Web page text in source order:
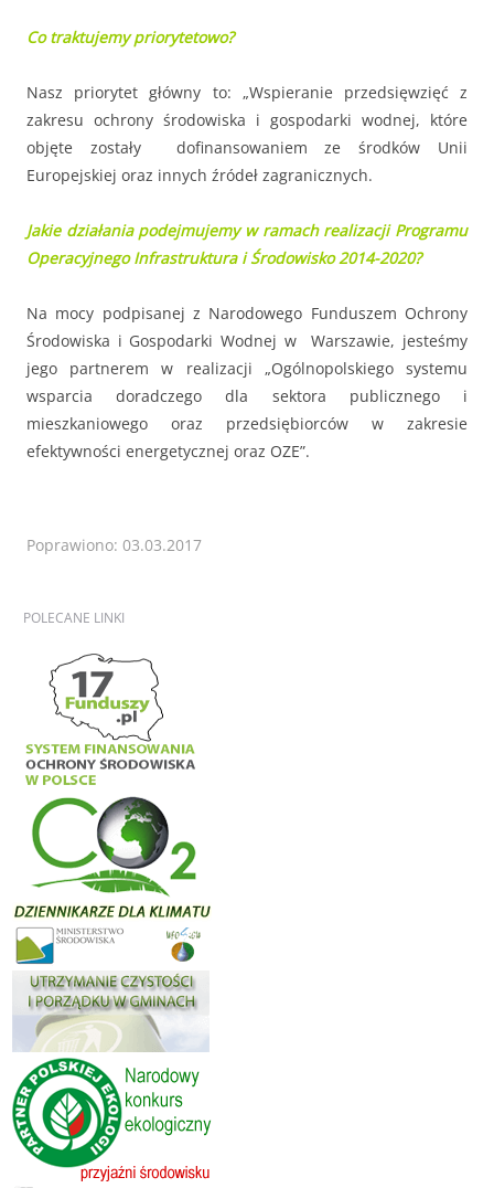
Co traktujemy priorytetowo?
Nasz priorytet główny to: „Wspieranie przedsięwzięć z
zakresu ochrony środowiska i gospodarki wodnej, które
objęte zostały dofinansowaniem ze środków Unii
Europejskiej oraz innych źródeł zagranicznych.
Jakie działania podejmujemy w ramach realizacji Programu
Operacyjnego Infrastruktura i Środowisko 2014-2020?
Na mocy podpisanej z Narodowego Funduszem Ochrony
Środowiska i Gospodarki Wodnej w Warszawie, jesteśmy
jego partnerem w realizacji „Ogólnopolskiego systemu
wsparcia doradczego dla sektora publicznego i
mieszkaniowego oraz przedsiębiorców w zakresie
efektywności energetycznej oraz OZE”.
Poprawiono: 03.03.2017
POLECANE LINKI